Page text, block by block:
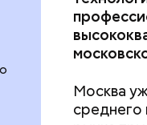
Москва